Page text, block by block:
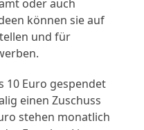
oder auch
können sie auf
und für
10 Euro gespendet
einen Zuschuss
stehen monatlich